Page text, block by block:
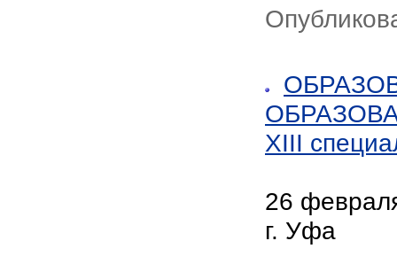
XIII
26
г. Уфа